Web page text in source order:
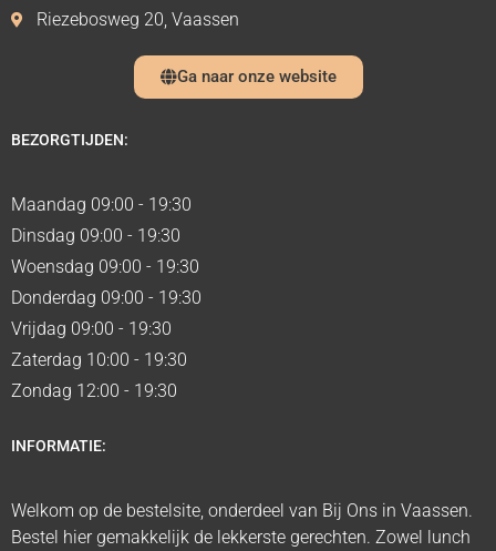
Riezebosweg 20, Vaassen
Ga naar onze website
BEZORGTIJDEN:
Maandag 09:00 - 19:30
Dinsdag 09:00 - 19:30
Woensdag 09:00 - 19:30
Donderdag 09:00 - 19:30
Vrijdag 09:00 - 19:30
Zaterdag 10:00 - 19:30
Zondag 12:00 - 19:30
INFORMATIE:
Welkom op de bestelsite, onderdeel van Bij Ons in Vaassen.
Bestel hier gemakkelijk de lekkerste gerechten. Zowel lunch